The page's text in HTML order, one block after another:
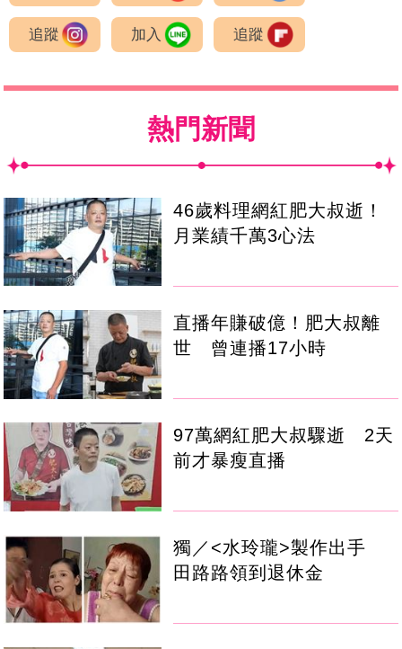
追蹤 加入 追蹤
熱門新聞
46歲料理網紅肥大叔逝！
月業績千萬3心法
直播年賺破億！肥大叔離
世 曾連播17小時
97萬網紅肥大叔驟逝 2天
前才暴瘦直播
獨／<水玲瓏>製作出手
田路路領到退休金